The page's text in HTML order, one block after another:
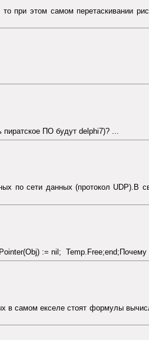
при этом самом перетаскивании
пиратское ПО будут delphi7)? ...
по сети данных (протокол UDP).В
:= nil; Temp.Free;end;Почему
в самом екселе стоят формулы